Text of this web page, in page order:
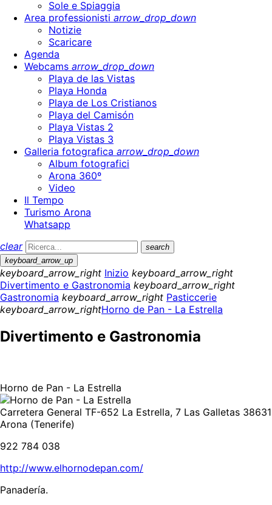
Sole e Spiaggia
Area professionisti arrow_drop_down
Notizie
Scaricare
Agenda
Webcams arrow_drop_down
Playa de las Vistas
Playa Honda
Playa de Los Cristianos
Playa del Camisón
Playa Vistas 2
Playa Vistas 3
Galleria fotografica arrow_drop_down
Album fotografici
Arona 360º
Video
Il Tempo
Turismo Arona
Whatsapp
clear
search
keyboard_arrow_up
keyboard_arrow_right Inizio keyboard_arrow_right
Divertimento e Gastronomia keyboard_arrow_right
Gastronomia keyboard_arrow_right Pasticcerie
keyboard_arrow_rightHorno de Pan - La Estrella
Divertimento e Gastronomia
Horno de Pan - La Estrella
Carretera General TF-652 La Estrella, 7 Las Galletas 38631
Arona (Tenerife)
922 784 038
http://www.elhornodepan.com/
Panadería.